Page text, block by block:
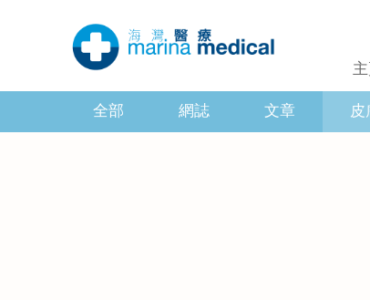
主
全部 網誌 文章 皮